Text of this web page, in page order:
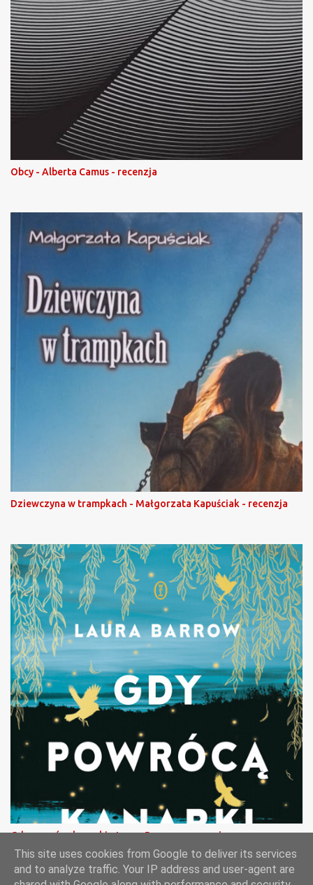
Obcy - Alberta Camus - recenzja
Dziewczyna w trampkach - Małgorzata Kapuściak - recenzja
Gdy powrócą kanarki - Laura Barrow - recenzja
This site uses cookies from Google to deliver its services
and to analyze traffic. Your IP address and user-agent are